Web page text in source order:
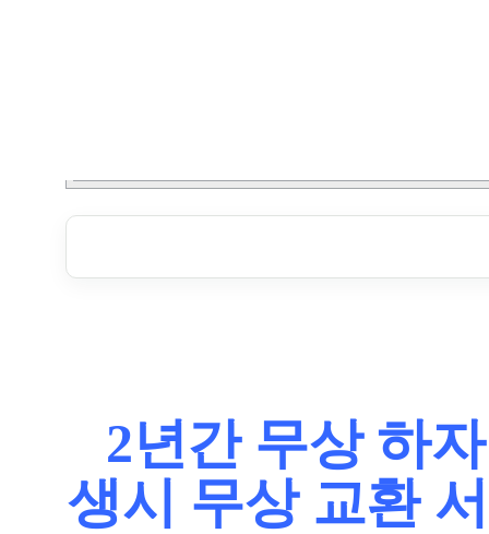
2년간 무상 하
생시 무상 교환